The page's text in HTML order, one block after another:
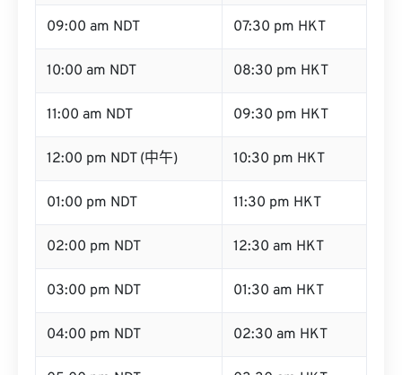
09:00 am NDT 07:30 pm HKT
10:00 am NDT 08:30 pm HKT
11:00 am NDT 09:30 pm HKT
12:00 pm NDT (中午) 10:30 pm HKT
01:00 pm NDT 11:30 pm HKT
02:00 pm NDT 12:30 am HKT
03:00 pm NDT 01:30 am HKT
04:00 pm NDT 02:30 am HKT